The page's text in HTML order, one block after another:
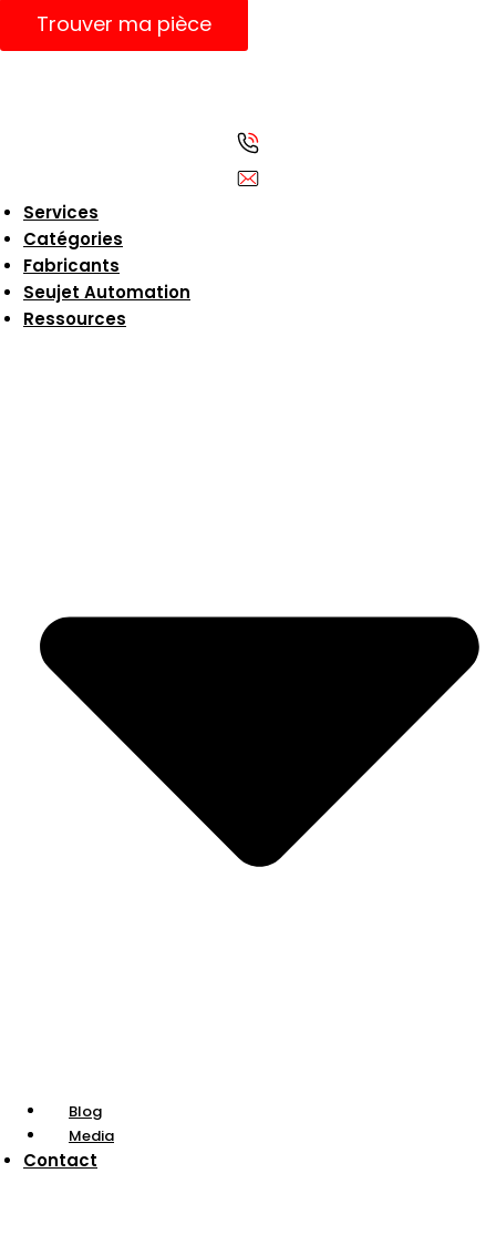
Trouver ma pièce
Services
Catégories
Fabricants
Seujet Automation
Ressources
Blog
Media
Contact